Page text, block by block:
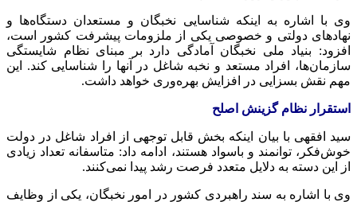
وی با اشاره به اینکه شناسایی نخبگان و مستعدان دستگاه‌ها و
نهادهای دولتی و خصوصی یکی از ملزومات پیشرفت کشور است،
افزود: بنیاد ملی نخبگان آمادگی دارد بر مبنای نظام شایستگی
سازمان‌ها، افراد مستعد و نخبه شاغل در آنها را شناسایی کند. این
مهم نقش بسزایی در افزایش بهره‌وری خواهد داشت.
استقرار نظام گزینش اصلح
سید افقهی با بیان اینکه بخش قابل توجهی از افراد شاغل در دولت
خوش‌فکر، توانمند و باسواد هستند، ادامه داد: متاسفانه تعداد زیادی
از این دسته به دلایل متعدد فرصت رشد پیدا نمی‌کنند.
وی با اشاره به سند راهبردی کشور در امور نخبگان، یکی از وظایف